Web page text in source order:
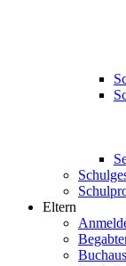
Eltern